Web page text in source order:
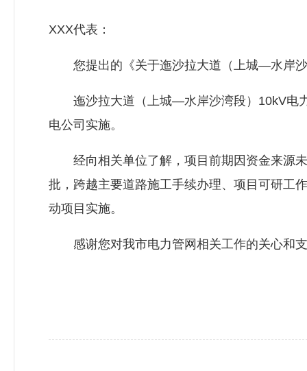
XXX代表：
您提出的《关于迤沙拉大道（上城—水岸沙
迤沙拉大道（上城—水岸沙湾段）10kV电力
电公司实施。
经向相关单位了解，项目前期因资金来源未
批，跨越主要道路施工手续办理、项目可研工
动项目实施。
感谢您对我市电力管网相关工作的关心和